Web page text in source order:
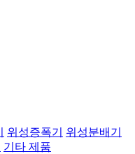
위성증폭기
위성분배기
기타 제품